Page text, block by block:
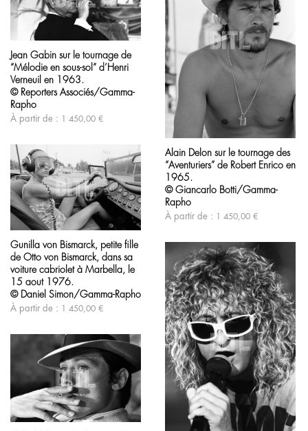
Ce
a
plusieurs
variations.
Les
options
peuvent
être
sur
la
page
du
produit
Alain Delon sur le tournage des
“Aventuriers” de Robert Enrico en
1965.
© Giancarlo Botti/Gamma-
Rapho
À partir de : 1 450,00 €
a
plusieurs
variations.
Les
options
peuvent
être
sur
la
page
du
produit
Jean Gabin sur le tournage de
“Mélodie en sous-sol” d’Henri
Verneuil en 1963.
© Reporters Associés/Gamma-
Rapho
À partir de : 1 450,00 €
a
plusieurs
variations.
Les
options
peuvent
être
sur
produit
Gunilla von Bismarck, petite fille
de Otto von Bismarck, dans sa
voiture cabriolet à Marbella, le
15 aout 1976.
© Daniel Simon/Gamma-Rapho
À partir de : 1 450,00 €
Ce